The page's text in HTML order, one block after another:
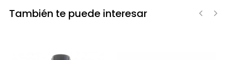
También te puede interesar